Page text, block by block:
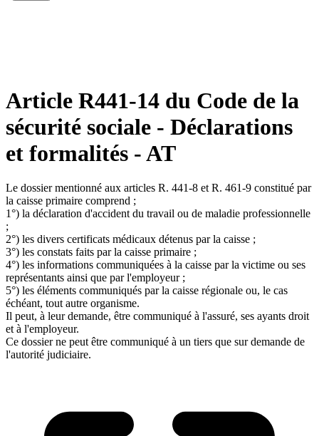
Article R441-14 du Code de la
sécurité sociale - Déclarations
et formalités - AT
Le dossier mentionné aux articles R. 441-8 et R. 461-9 constitué par
la caisse primaire comprend ;
1°) la déclaration d'accident du travail ou de maladie professionnelle
;
2°) les divers certificats médicaux détenus par la caisse ;
3°) les constats faits par la caisse primaire ;
4°) les informations communiquées à la caisse par la victime ou ses
représentants ainsi que par l'employeur ;
5°) les éléments communiqués par la caisse régionale ou, le cas
échéant, tout autre organisme.
Il peut, à leur demande, être communiqué à l'assuré, ses ayants droit
et à l'employeur.
Ce dossier ne peut être communiqué à un tiers que sur demande de
l'autorité judiciaire.